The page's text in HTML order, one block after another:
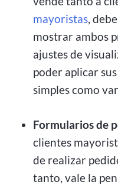
mayoristas,
mostrar ambos
ajustes de
poder aplicar
simples como
Formularios de
clientes
de realizar
tanto, vale la